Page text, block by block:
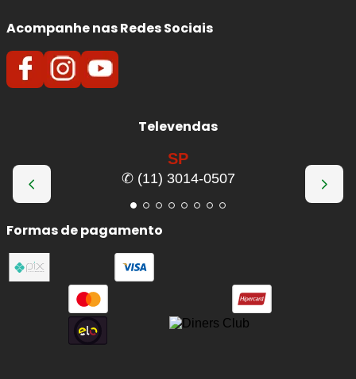
Acompanhe nas Redes Sociais
Televendas
SP
✆ (11) 3014-0507
Formas de pagamento